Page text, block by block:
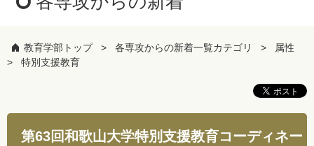
教育学部トップ 各専攻からの新着一覧カテゴリ
属性
特別支援教育
第63回和歌山大学特別支援教育コーディネー